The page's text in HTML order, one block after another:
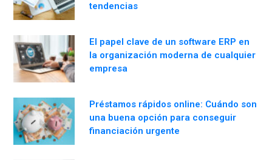
tendencias
El papel clave de un software ERP en
la organización moderna de cualquier
empresa
Préstamos rápidos online: Cuándo son
una buena opción para conseguir
financiación urgente